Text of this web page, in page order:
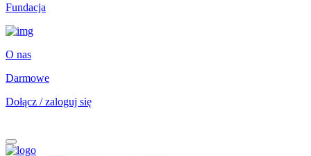
Fundacja
O nas
Darmowe
Dołącz / zaloguj się